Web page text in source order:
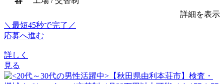
詳細を表示
＼最短45秒で完了／
応募へ進む
詳しく
見る